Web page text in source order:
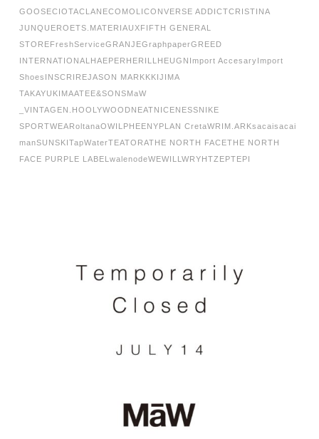
GOOSECIOTACLANECOMOLICONVERSE ADDICTCRISTINA
JUNQUERO ETS.MATERIAUXFIFTH GENERAL
STOREFreshServiceGRANJEGraphpaperGREED
INTERNATIONAL HAEPER HERILL HEUGN Import AccesaryImport
Shoes INSCRIREJASON MARKKKIJIMA
TAKAYUKI MAATEE&SONSMaW
_VINTAGEN.HOOLYWOODNEATNICENESSNIKE
SPORTWEARoltanaOWIL PHEENYPLAN CretaWRIM.ARKsacaisacai
manSUNSKITapWaterTEATORATHE NORTH FACETHE NORTH
FACE PURPLE LABEL walenodeWEWILL WRYHTZEPTEPI